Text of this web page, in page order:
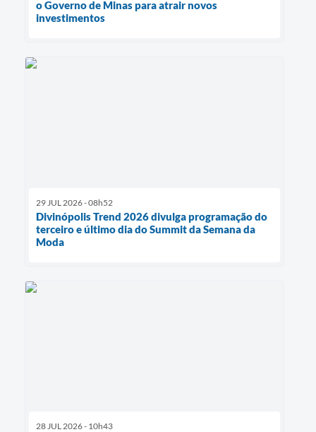
o Governo de Minas para atrair novos
investimentos
29 JUL 2026 - 08h52
Divinópolis Trend 2026 divulga programação do
terceiro e último dia do Summit da Semana da
Moda
28 JUL 2026 - 10h43